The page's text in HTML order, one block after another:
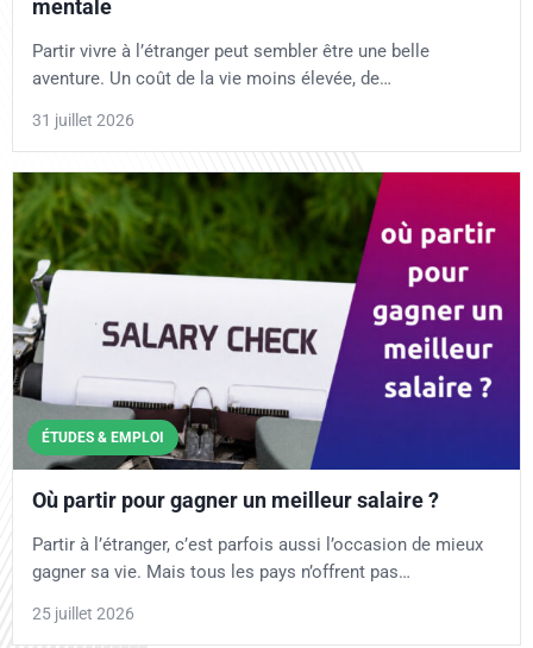
mentale
Partir vivre à l’étranger peut sembler être une belle
aventure. Un coût de la vie moins élevée, de…
31 juillet 2026
ÉTUDES & EMPLOI
Où partir pour gagner un meilleur salaire ?
Partir à l’étranger, c’est parfois aussi l’occasion de mieux
gagner sa vie. Mais tous les pays n’offrent pas…
25 juillet 2026